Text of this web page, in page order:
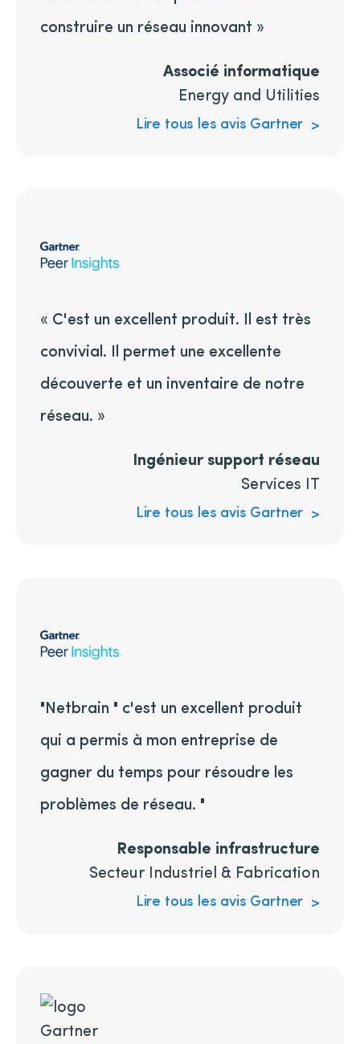
construire un réseau innovant »
Associé informatique
Energy and Utilities
Lire tous les avis Gartner
« C'est un excellent produit. Il est très
convivial. Il permet une excellente
découverte et un inventaire de notre
réseau. »
Ingénieur support réseau
Services IT
Lire tous les avis Gartner
"Netbrain " c'est un excellent produit
qui a permis à mon entreprise de
gagner du temps pour résoudre les
problèmes de réseau. "
Responsable infrastructure
Secteur Industriel & Fabrication
Lire tous les avis Gartner